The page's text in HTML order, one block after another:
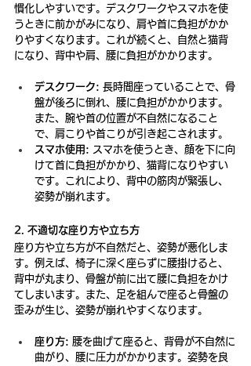
慣化しやすいです。デスクワークやスマホを使
うときに前かがみになり、肩や首に負担がかか
りやすくなります。これが続くと、自然と猫背
になり、背中や肩、腰に負担がかかります。
デスクワーク: 長時間座っていることで、骨
盤が後ろに倒れ、腰に負担がかかります。
また、腕や首の位置が不自然になること
で、肩こりや首こりが引き起こされます。
スマホ使用: スマホを使うとき、顔を下に向
けて首に負担がかかり、猫背になりやすい
です。これにより、背中の筋肉が緊張し、
姿勢が崩れます。
2. 不適切な座り方や立ち方
座り方や立ち方が不自然だと、姿勢が悪化しま
す。例えば、椅子に深く座らずに腰掛けると、
背中が丸まり、骨盤が前に出て腰に負担をかけ
てしまいます。また、足を組んで座ると骨盤の
歪みが生じ、姿勢が崩れやすくなります。
座り方: 腰を曲げて座ると、背骨が不自然に
曲がり、腰に圧力がかかります。姿勢を良